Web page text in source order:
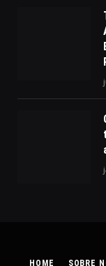
HOME SOBRE